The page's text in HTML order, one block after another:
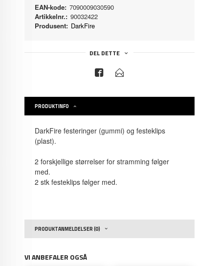
EAN-kode: 7090009030590
Artikkelnr.: 90032422
Produsent: DarkFire
DEL DETTE
PRODUKTINFO
DarkFire festeringer (gummi) og festeklips
(plast).
2 forskjellige størrelser for stramming følger
med.
2 stk festeklips følger med.
PRODUKTANMELDELSER (0)
VI ANBEFALER OGSÅ